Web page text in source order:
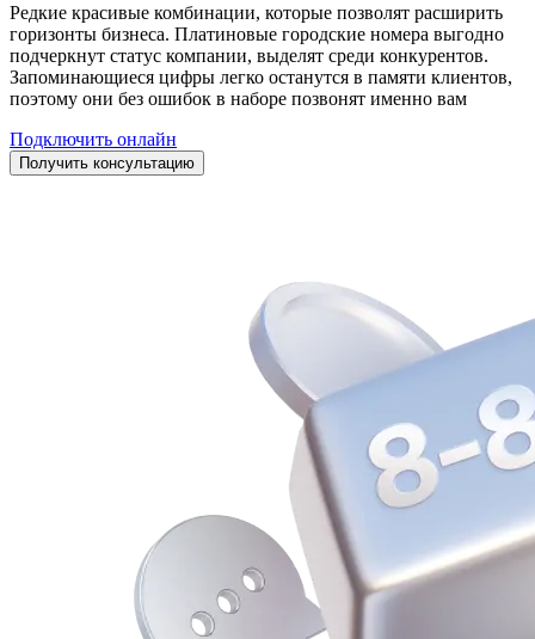
Редкие красивые комбинации, которые позволят расширить
горизонты бизнеса. Платиновые городские номера выгодно
подчеркнут статус компании, выделят среди конкурентов.
Запоминающиеся цифры легко останутся в памяти клиентов,
поэтому они без ошибок в наборе позвонят именно вам
Подключить онлайн
Получить консультацию